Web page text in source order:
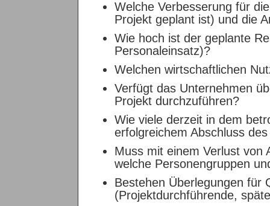
Welche Verbesserung für
Projekt geplant ist) und die
Wie hoch ist der geplante
Personaleinsatz)?
Welchen wirtschaftlichen
Verfügt das Unternehmen
Projekt durchzuführen?
Wie viele derzeit in dem
erfolgreichem Abschluss
Muss mit einem Verlust von
welche Personengruppen
Bestehen Überlegungen für
(Projektdurchführende,